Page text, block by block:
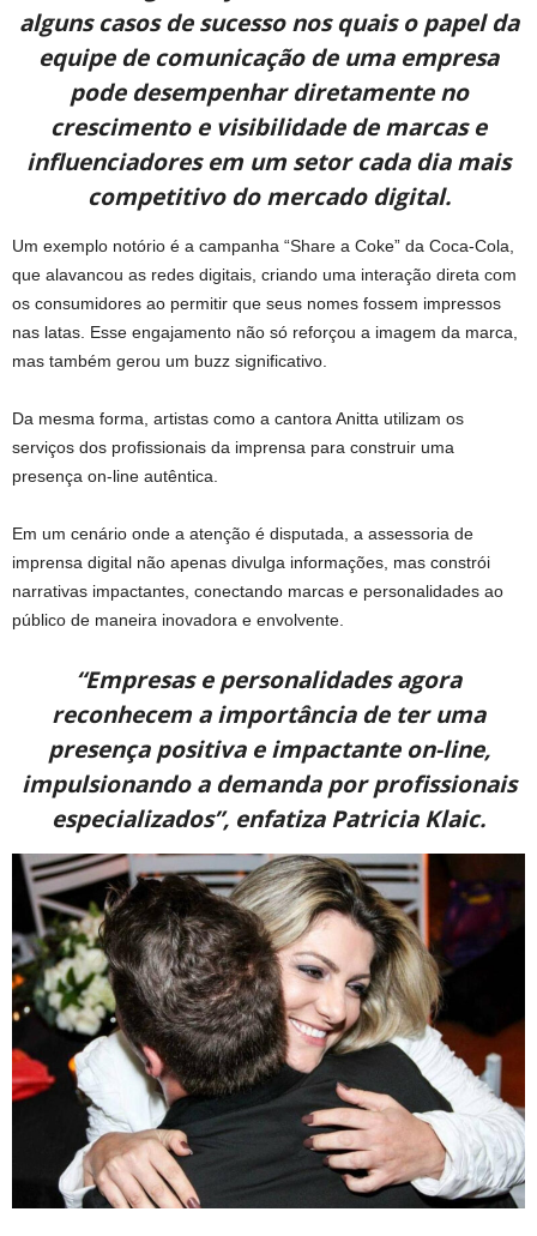
alguns casos de sucesso nos quais o papel da
equipe de comunicação de uma empresa
pode desempenhar diretamente no
crescimento e visibilidade de marcas e
influenciadores em um setor cada dia mais
competitivo do mercado digital.
Um exemplo notório é a campanha “Share a Coke” da Coca-Cola,
que alavancou as redes digitais, criando uma interação direta com
os consumidores ao permitir que seus nomes fossem impressos
nas latas. Esse engajamento não só reforçou a imagem da marca,
mas também gerou um buzz significativo.
Da mesma forma, artistas como a cantora Anitta utilizam os
serviços dos profissionais da imprensa para construir uma
presença on-line autêntica.
Em um cenário onde a atenção é disputada, a assessoria de
imprensa digital não apenas divulga informações, mas constrói
narrativas impactantes, conectando marcas e personalidades ao
público de maneira inovadora e envolvente.
“Empresas e personalidades agora
reconhecem a importância de ter uma
presença positiva e impactante on-line,
impulsionando a demanda por profissionais
especializados”, enfatiza Patricia Klaic.